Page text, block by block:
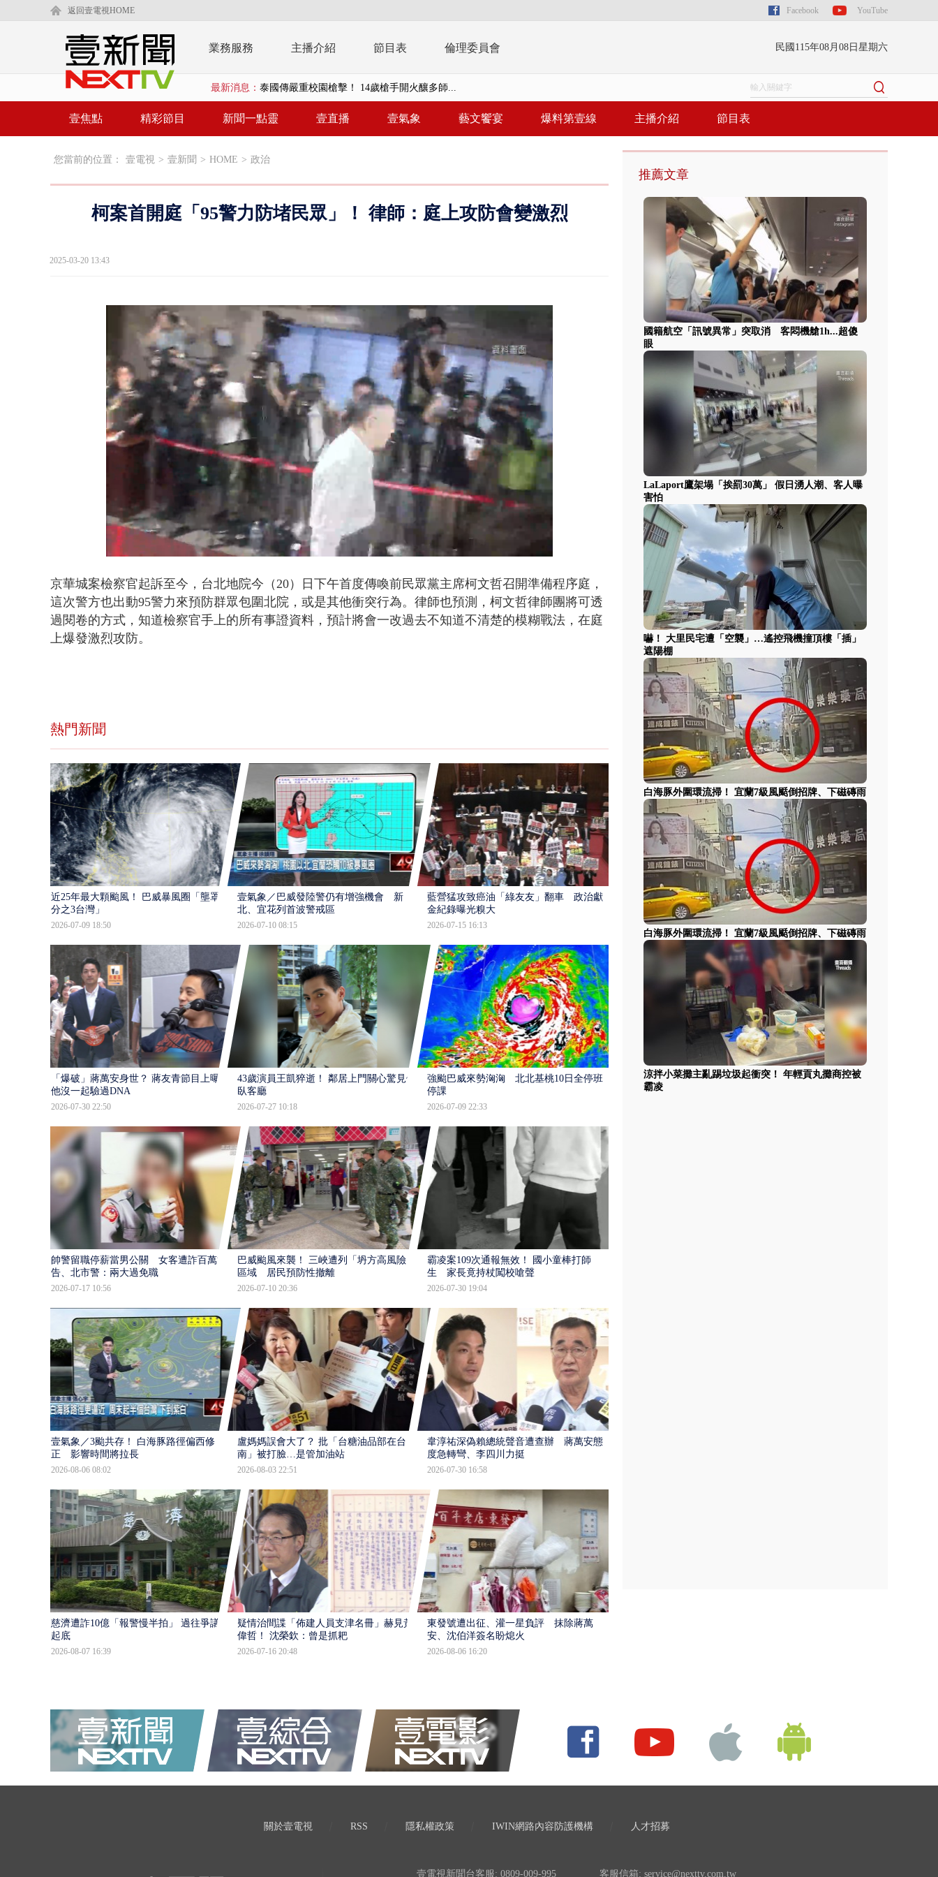
返回壹電視HOME Facebook YouTube
業務服務 主播介紹 節目表 倫理委員會 民國115年08月08日星期六
最新消息： 泰國傳嚴重校園槍擊！ 14歲槍手開火釀多師...
在野黨推「未來帳戶」三讀 行政院：編預算...
涉侵占7億！ 兆基前董被收押 寄居蟹負責人...
壹氣象／白海豚颱風龜速前進！ 周末兩天降...
壹焦點 精彩節目 新聞一點靈 壹直播 壹氣象 藝文饗宴 爆料第壹線 主播介紹 節目表
您當前的位置： 壹電視 > 壹新聞 > HOME > 政治
柯案首開庭「95警力防堵民眾」！ 律師：庭上攻防會變激烈
2025-03-20 13:43
Loaded
48.43%
京華城案檢察官起訴至今，台北地院今（20）日下午首度傳喚前民眾黨主席柯文哲召開準備程序庭，
這次警方也出動95警力來預防群眾包圍北院，或是其他衝突行為。律師也預測，柯文哲律師團將可透
過閱卷的方式，知道檢察官手上的所有事證資料，預計將會一改過去不知道不清楚的模糊戰法，在庭
上爆發激烈攻防。
熱門新聞
近25年最大顆颱風！ 巴威暴風圈「壟罩4
分之3台灣」
2026-07-09 18:50
壹氣象／巴威發陸警仍有增強機會 新
北、宜花列首波警戒區
2026-07-10 08:15
藍營猛攻致癌油「綠友友」翻車 政治獻
金紀錄曝光糗大
2026-07-15 16:13
「爆破」蔣萬安身世？ 蔣友青節目上曝：
他沒一起驗過DNA
2026-07-30 22:50
43歲演員王凱猝逝！ 鄰居上門關心驚見倒
臥客廳
2026-07-27 10:18
強颱巴威來勢洶洶 北北基桃10日全停班
停課
2026-07-09 22:33
帥警留職停薪當男公關 女客遭詐百萬提
告、北市警：兩大過免職
2026-07-17 10:56
巴威颱風來襲！ 三峽遭列「坍方高風險」
區域 居民預防性撤離
2026-07-10 20:36
霸凌案109次通報無效！ 國小童棒打師
生 家長竟持杖闖校嗆聲
2026-07-30 19:04
壹氣象／3颱共存！ 白海豚路徑偏西修
正 影響時間將拉長
2026-08-06 08:02
盧媽媽誤會大了？ 批「台糖油品部在台
南」被打臉…是管加油站
2026-08-03 22:51
韋淳祐深偽賴總統聲音遭查辦 蔣萬安態
度急轉彎、李四川力挺
2026-07-30 16:58
慈濟遭詐10億「報警慢半拍」 過往爭議遭
起底
2026-08-07 16:39
疑情治間諜「佈建人員支津名冊」赫見黃
偉哲！ 沈榮欽：曾是抓耙
2026-07-16 20:48
東發號遭出征、灌一星負評 抹除蔣萬
安、沈伯洋簽名盼熄火
2026-08-06 16:20
推薦文章
國籍航空「訊號異常」突取消 客悶機艙1h...超傻
眼
LaLaport鷹架塌「挨罰30萬」 假日湧人潮、客人曝
害怕
嚇！ 大里民宅遭「空襲」…遙控飛機撞頂樓「插」
遮陽棚
白海豚外圍環流掃！ 宜蘭7級風颳倒招牌、下磁磚雨
白海豚外圍環流掃！ 宜蘭7級風颳倒招牌、下磁磚雨
涼拌小菜攤主亂踢垃圾起衝突！ 年輕貢丸攤商控被
霸凌
關於壹電視 RSS 隱私權政策 IWIN網路內容防護機構 人才招募
壹電視新聞台客服: 0809-009-995 客服信箱: service@nexttv.com.tw